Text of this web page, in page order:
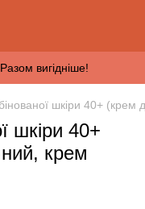
вигідніше!
шкіри 40+
шкіри 40+
крем